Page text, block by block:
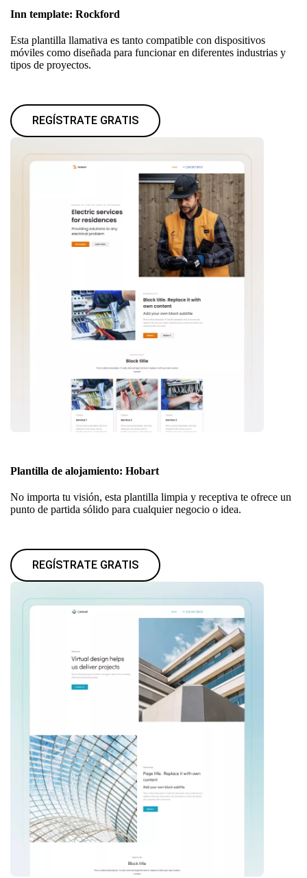
Inn template: Rockford
Esta plantilla llamativa es tanto compatible con dispositivos
móviles como diseñada para funcionar en diferentes industrias y
tipos de proyectos.
REGÍSTRATE GRATIS
Plantilla de alojamiento: Hobart
No importa tu visión, esta plantilla limpia y receptiva te ofrece un
punto de partida sólido para cualquier negocio o idea.
REGÍSTRATE GRATIS